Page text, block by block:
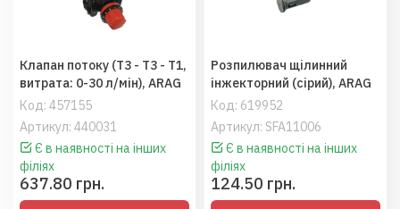
Код: 457155
Артикул: 440031
Клапан потоку (T3 - T3 - T1,
витрата: 0-30 л/мін), ARAG
Є в наявності на інших
філіях
637.80 грн.
Код: 619952
Артикул: SFA11006
Розпилювач щілинний
інжекторний (сірий), ARAG
Є в наявності на інших
філіях
124.50 грн.